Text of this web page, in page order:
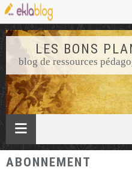
LES BONS
blog de ressources
ABONNEMENT